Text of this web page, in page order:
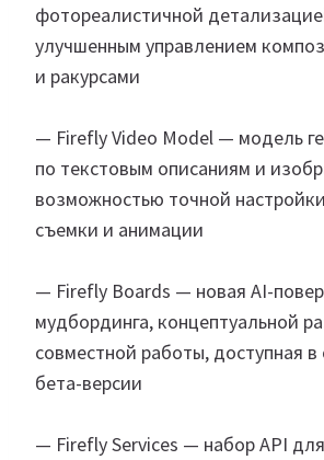
фотореалистичной
улучшенным управлением
и ракурсами
— Firefly Video Model — модель
по текстовым описаниям и
возможностью точной
съемки и анимации
— Firefly Boards — новая AI-
мудбординга, концептуальной
совместной работы, доступная
бета-версии
— Firefly Services — набор API